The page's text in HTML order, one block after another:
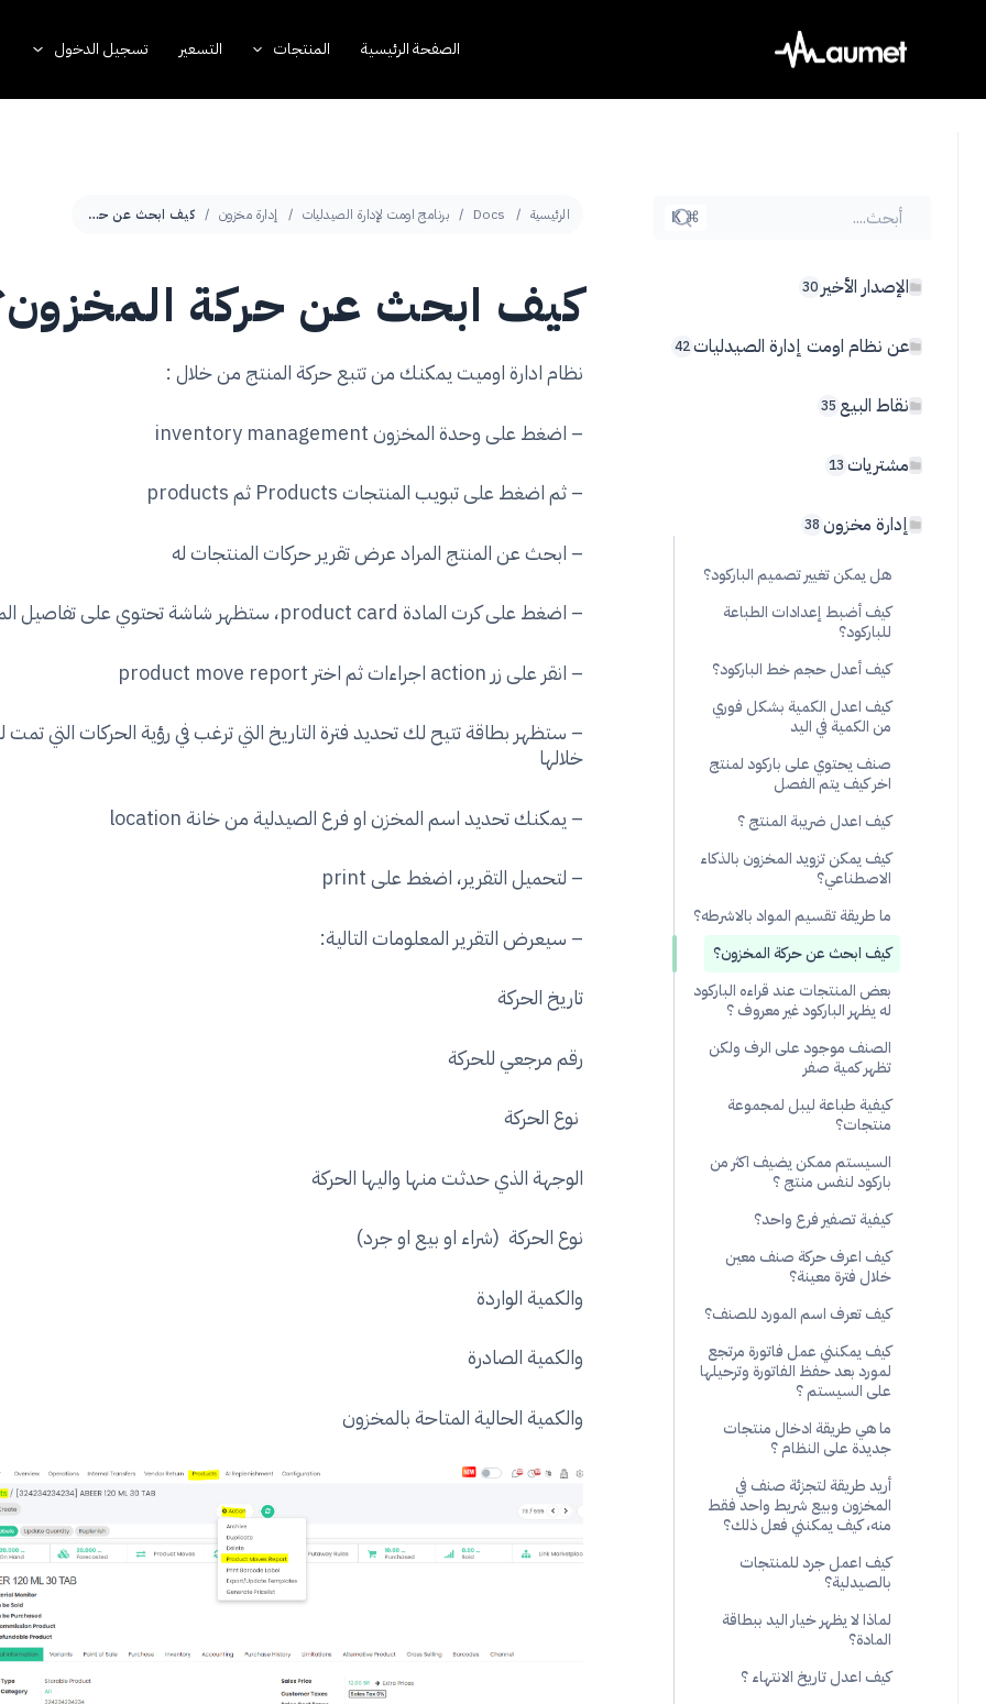
الصفحة الرئيسية المنتجات التسعير تسجيل الدخول
أبحث.... ⌘ K
الإصدار الأخير 30
عن نظام اومت إدارة الصيدليات42
نقاط البيع 35
مشتريات 13
إدارة مخزون 38
هل يمكن تغيير تصميم الباركود؟
كيف أضبط إعدادات الطباعة
للباركود؟
كيف أعدل حجم خط الباركود؟
كيف اعدل الكمية بشكل فوري
من الكمية في اليد
صنف يحتوي على باركود لمنتج
اخر كيف يتم الفصل
كيف اعدل ضريبة المنتج ؟
كيف يمكن تزويد المخزون بالذكاء
الاصطناعي؟
ما طريقة تقسيم المواد بالاشرطه؟
كيف ابحث عن حركة المخزون؟
بعض المنتجات عند قراءه الباركود
له يظهر الباركود غير معروف ؟
الصنف موجود على الرف ولكن
تظهر كمية صفر
كيفية طباعة ليبل لمجموعة
منتجات؟
السيستم ممكن يضيف اكثر من
باركود لنفس منتج ؟
كيفية تصفير فرع واحد؟
كيف اعرف حركة صنف معين
خلال فترة معينة؟
كيف تعرف اسم المورد للصنف؟
كيف يمكنني عمل فاتورة مرتجع
لمورد بعد حفظ الفاتورة وترحيلها
على السيستم ؟
ما هي طريقة ادخال منتجات
جديدة على النظام ؟
أريد طريقة لتجزئة صنف في
المخزون وبيع شريط واحد فقط
منه، كيف يمكنني فعل ذلك؟
كيف اعمل جرد للمنتجات
بالصيدلية؟
لماذا لا يظهر خيار اليد ببطاقة
المادة؟
كيف اعدل تاريخ الانتهاء ؟
الرئيسية Docs برنامج اومت لإدارة الصيدليات إدارة مخزون كيف ابحث عن حركة المخزون؟
كيف ابحث عن حركة
نظام ادارة اوميت يمكنك من تتبع حركة المنتج من خلال :
– اضغط على وحدة المخزون inventory management
– ثم اضغط على تبويب المنتجات Products ثم products
– ابحث عن المنتج المراد عرض تقرير حركات المنتجات له
– اضغط على كرت المادة product card، ستظهر شاشة تحتوي على تفاصيل المنتج
– انقر على زر action اجراءات ثم اختر product move report
– ستظهر بطاقة تتيح لك تحديد فترة التاريخ التي ترغب في رؤية الحركات التي تمت
خلالها
– يمكنك تحديد اسم المخزن او فرع الصيدلية من خانة location
– لتحميل التقرير، اضغط على print
– سيعرض التقرير المعلومات التالية:
تاريخ الحركة
رقم مرجعي للحركة
نوع الحركة
الوجهة الذي حدثت منها واليها الحركة
نوع الحركة (شراء او بيع او جرد)
والكمية الواردة
والكمية الصادرة
والكمية الحالية المتاحة بالمخزون